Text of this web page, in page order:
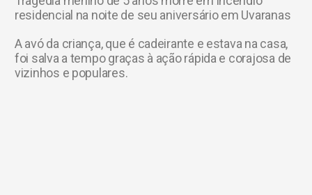
residencial na noite de seu aniversário em Uvaranas
A avó da criança, que é cadeirante e estava na casa,
foi salva a tempo graças à ação rápida e corajosa de
vizinhos e populares.